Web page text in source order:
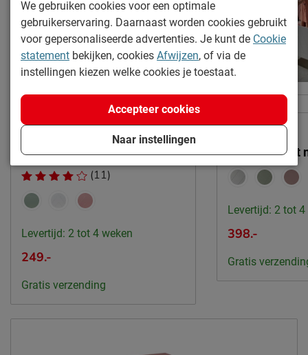
8710, Wielsbeke, België
Emailadres
sales@vipack.be
Bed Billy
(11)
Levertijd: 2 tot 4 weken
249.-
Gratis verzending
Bed Billy met
Levertijd: 2 tot
398.-
Gratis
We gebruiken cookies voor een optimale
gebruikerservaring. Daarnaast worden cookies gebruikt
voor gepersonaliseerde advertenties. Je kunt de Cookie
statement bekijken, cookies Afwijzen, of via de
instellingen kiezen welke cookies je toestaat.
Naar instellingen
Accepteer cookies